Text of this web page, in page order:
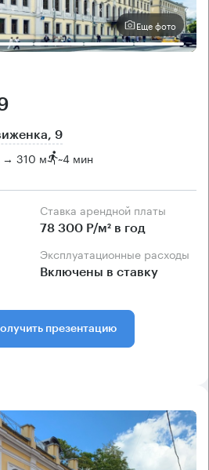
Еще фото
9
→ 310 м ~4 мин
Ставка арендной платы
78 300 Р/м² в год
Эксплуатационные расходы
Включены в ставку
презентацию